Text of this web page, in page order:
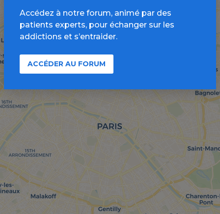
Accédez à notre forum, animé par des
patients experts, pour échanger sur les
addictions et s’entraider.
ACCÉDER AU FORUM